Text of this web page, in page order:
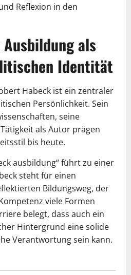
Reflexion in den
als
Identität
Habeck ist ein zentraler
Persönlichkeit. Sein
seine
als Autor prägen
bis heute.
ausbildung“ führt zu einer
steht für einen
Bildungsweg, der
viele Formen
belegt, dass auch ein
Hintergrund eine solide
Verantwortung sein kann.